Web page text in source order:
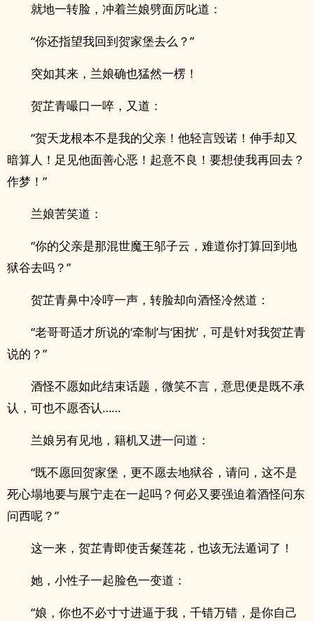
就地一转脸，冲着兰娘劈面厉叱道：
“你还指望我回到贺家堡去么？”
突如其来，兰娘确也猛然一楞！
贺芷青嘬口一啐，又道：
“贺天龙根本不是我的父亲！他轻言毁诺！伸手却又
暗算人！足见他面善心恶！起意不良！要想使我再回去？
作梦！”
兰娘苦笑道：
“你的父亲是那混世魔王邬子云，难道你打算回到地
狱谷去吗？”
贺芷青鼻中冷哼一声，转脸却向酒怪冷然道：
“老哥哥适才所说的‘牵制’与‘困扰’，可是针对我贺芷青
说的？”
酒怪不愿如此结束话题，微笑不言，意思便是既不承
认，可也不愿否认……
兰娘另有见地，籍机又进一问道：
“既不愿回贺家堡，更不愿去地狱谷，请问，这不是
死心塌地要与展宁走在一起吗？何必又要强迫着酒怪问东
问西呢？”
这一来，贺芷青即使舌粲莲花，也该无法遁词了！
她，小性子一起脸色一变道：
“娘，你也不必寸寸进逼于我，千错万错，是你自己